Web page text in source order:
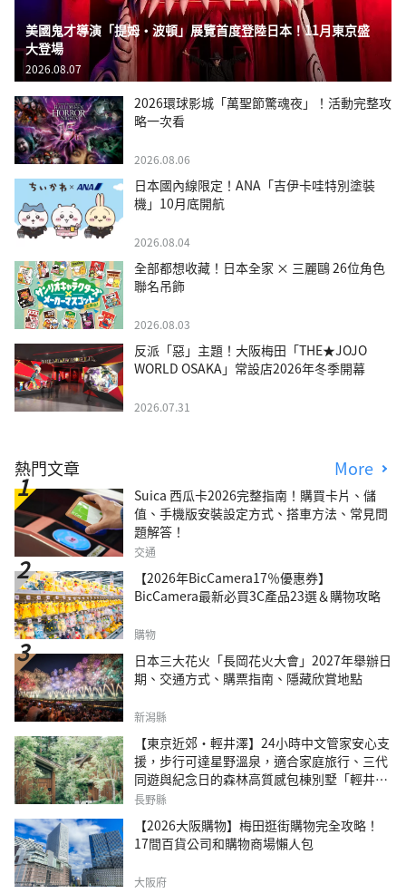
美國鬼才導演「提姆・波頓」展覽首度登陸日本！11月東京盛
大登場
2026.08.07
2026環球影城「萬聖節驚魂夜」！活動完整攻
略一次看
2026.08.06
日本國內線限定！ANA「吉伊卡哇特別塗裝
機」10月底開航
2026.08.04
全部都想收藏！日本全家 × 三麗鷗 26位角色
聯名吊飾
2026.08.03
反派「惡」主題！大阪梅田「THE★JOJO
WORLD OSAKA」常設店2026年冬季開幕
2026.07.31
熱門文章 More
Suica 西瓜卡2026完整指南！購買卡片、儲
值、手機版安裝設定方式、搭車方法、常見問
題解答！
交通
【2026年BicCamera17％優惠券】
BicCamera最新必買3C產品23選＆購物攻略
購物
日本三大花火「長岡花火大會」2027年舉辦日
期、交通方式、購票指南、隱藏欣賞地點
新潟縣
【東京近郊・輕井澤】24小時中文管家安心支
援，步行可達星野溫泉，適合家庭旅行、三代
同遊與紀念日的森林高質感包棟別墅「輕井澤
森四季VILLA」
長野縣
【2026大阪購物】梅田逛街購物完全攻略！
17間百貨公司和購物商場懶人包
大阪府